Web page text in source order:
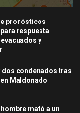
pronósticos
respuesta
y
dos condenados tras
Maldonado
mató a un